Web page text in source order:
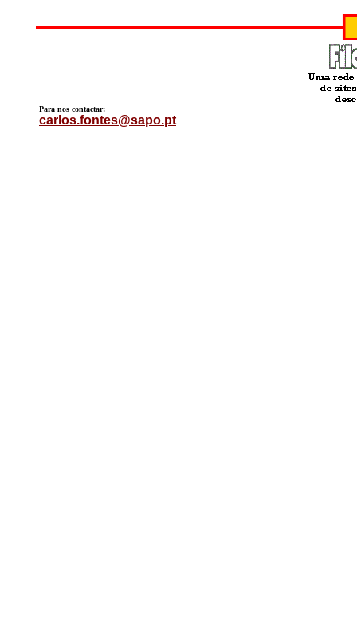
Para nos contactar:
carlos.fontes@sapo.pt